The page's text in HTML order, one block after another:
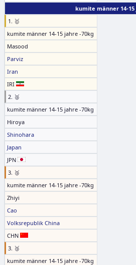
kumite männer 14-
1. 🥇
kumite männer 14-15 jahre -70kg
Masood
Parviz
Iran
IRI
2. 🥈
kumite männer 14-15 jahre -70kg
Hiroya
Shinohara
Japan
JPN
3. 🥉
kumite männer 14-15 jahre -70kg
Zhiyi
Cao
Volksrepublik China
CHN
3. 🥉
kumite männer 14-15 jahre -70kg